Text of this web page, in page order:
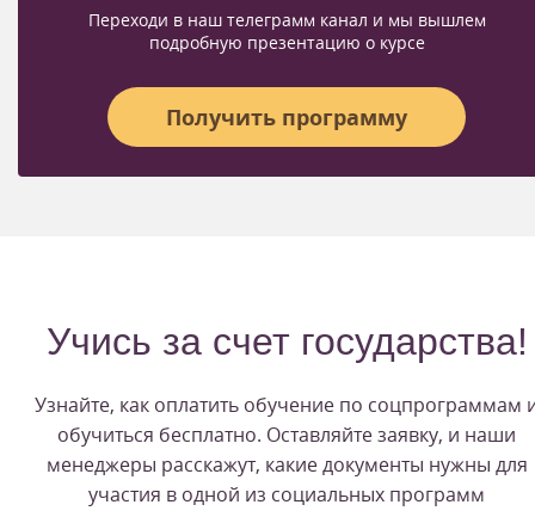
Переходи в наш телеграмм канал и мы вышлем
подробную презентацию о курсе
Получить программу
Учись за счет государства!
Узнайте, как оплатить обучение по соцпрограммам
обучиться бесплатно. Оставляйте заявку, и наши
менеджеры расскажут, какие документы нужны для
участия в одной из социальных программ